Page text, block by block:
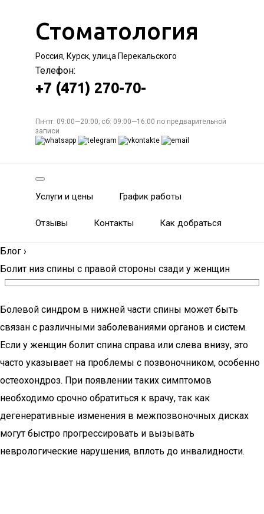
Стоматология
Россия, Курск, улица Перекальского
Телефон:
+7 (471) 270-70-
Пн-пт: 09:00—20:00; сб: 09:00—16:00 по предварительной
записи
Услуги и цены График работы
Отзывы Контакты Как добраться
Блог ›
Болит низ спины с правой стороны сзади у женщин
Болевой синдром в нижней части спины может быть
связан с различными заболеваниями органов и систем.
Если у женщин болит спина справа или слева внизу, это
часто указывает на проблемы с позвоночником, особенно
остеохондроз. При появлении таких симптомов
необходимо срочно обратиться к врачу, так как
дегенеративные изменения в межпозвоночных дисках
могут быстро прогрессировать и вызывать
неврологические нарушения, вплоть до инвалидности.